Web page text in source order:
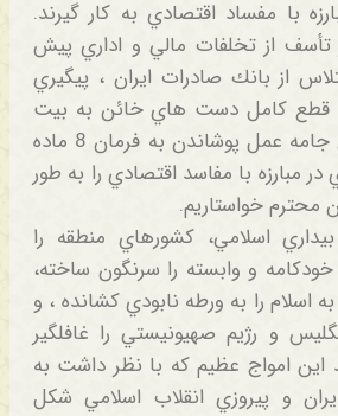
با مفساد اقتصادي به كار گيرند.
از تخلفات مالي و اداري پيش
از بانك صادرات ايران ، پيگيري
قطع كامل دست هاي خائن به بيت
المال ، و تلاش براي جامه عمل پوشاندن به فرمان 8 ماده
مبارزه با مفاسد اقتصادي را به طور
خواستاريم.
اسلامي، كشورهاي منطقه را
خودكامه و وابسته را سرنگون ساخته،
اسلام را به ورطه نابودي كشانده ، و
و رژيم صهيونيستي را غافلگير
اين امواج عظيم كه با نظر داشت به
و پيروزي انقلاب اسلامي شكل